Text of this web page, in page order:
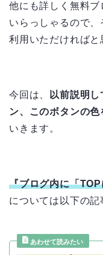
他にも詳しく無料
いらっしゃるので
利用いただければ
今回は、
以前説明
ン、このボタンの
いきます。
『ブログ内に「
については以下の記